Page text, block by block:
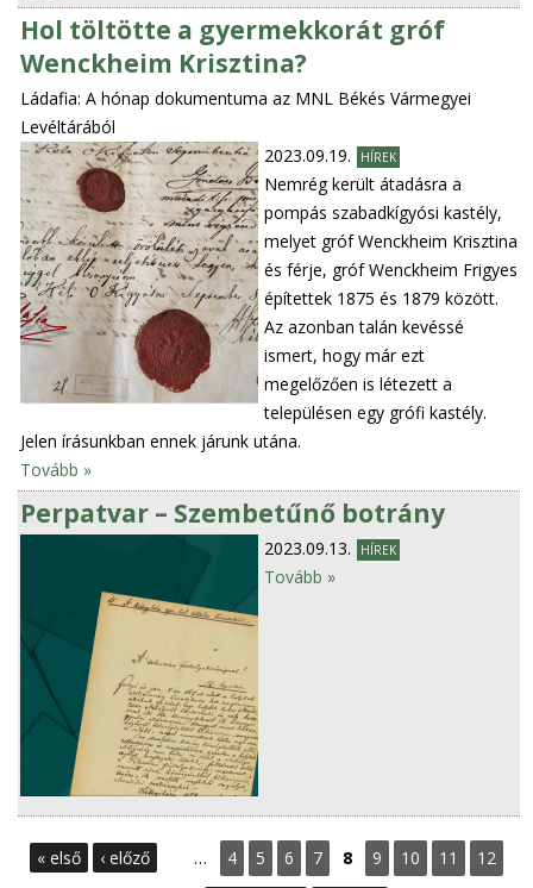
Hol töltötte a gyermekkorát gróf
Wenckheim Krisztina?
Ládafia: A hónap dokumentuma az MNL Békés Vármegyei
Levéltárából
2023.09.19.
HÍREK
Nemrég került átadásra a
pompás szabadkígyósi kastély,
melyet gróf Wenckheim Krisztina
és férje, gróf Wenckheim Frigyes
építettek 1875 és 1879 között.
Az azonban talán kevéssé
ismert, hogy már ezt
megelőzően is létezett a
településen egy grófi kastély.
Jelen írásunkban ennek járunk utána.
Tovább »
Perpatvar – Szembetűnő botrány
2023.09.13. HÍREK
Tovább »
O« első ‹ előző … 4 5 6 7 8 9 10 11 12